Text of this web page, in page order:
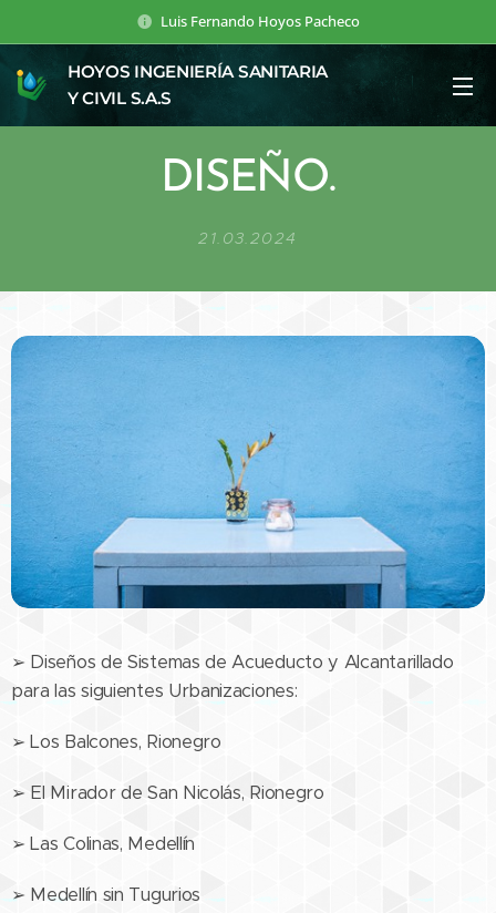
Luis Fernando Hoyos Pacheco
HOYOS INGENIERÍA SANITARIA
Y CIVIL S.A.S
DISEÑO.
21.03.2024
➢ Diseños de Sistemas de Acueducto y Alcantarillado
para las siguientes Urbanizaciones:
➢ Los Balcones, Rionegro
➢ El Mirador de San Nicolás, Rionegro
➢ Las Colinas, Medellín
➢ Medellín sin Tugurios